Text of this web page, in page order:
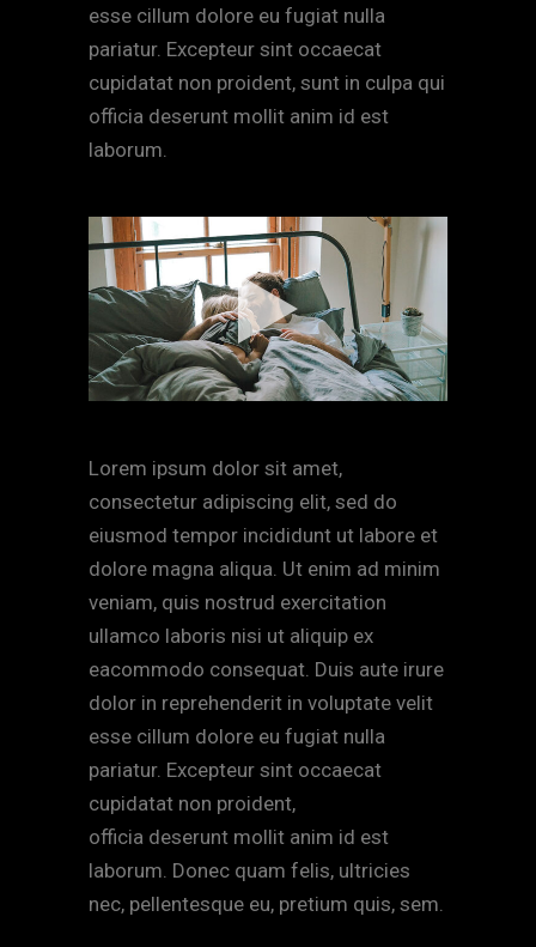
esse cillum dolore eu fugiat nulla
pariatur. Excepteur sint occaecat
cupidatat non proident, sunt in culpa qui
officia deserunt mollit anim id est
laborum.
Lorem ipsum dolor sit amet,
consectetur adipiscing elit, sed do
eiusmod tempor incididunt ut labore et
dolore magna aliqua. Ut enim ad minim
veniam, quis nostrud exercitation
ullamco laboris nisi ut aliquip ex
eacommodo consequat. Duis aute irure
dolor in reprehenderit in voluptate velit
esse cillum dolore eu fugiat nulla
pariatur. Excepteur sint occaecat
cupidatat non proident,
officia deserunt mollit anim id est
laborum. Donec quam felis, ultricies
nec, pellentesque eu, pretium quis, sem.